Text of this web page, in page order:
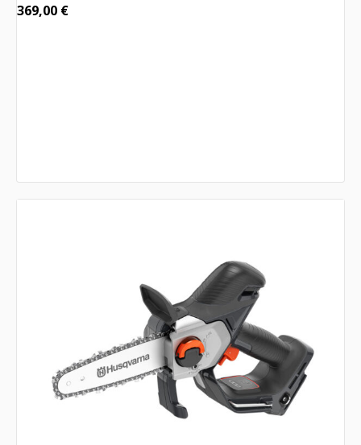
369,00 €